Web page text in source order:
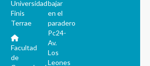
Universidad
Finis
Terrae
Facultad
de
bajar
en el
paradero
Pc24-
Av.
Los
Leones